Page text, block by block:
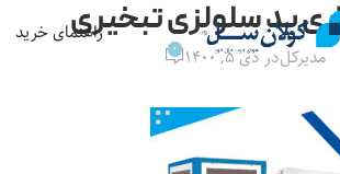
راهنمای خریدپد سلولزی تبخیری
مدیرکلدر دی ۵, ۱۴۰۰ 0